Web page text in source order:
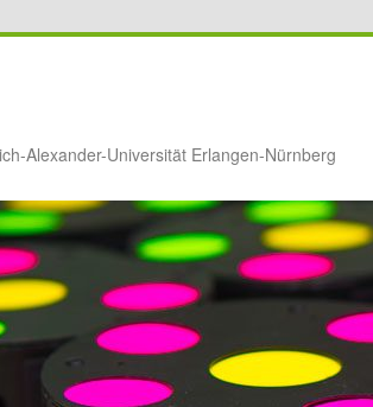
Alexander-Universität Erlangen-Nürnberg